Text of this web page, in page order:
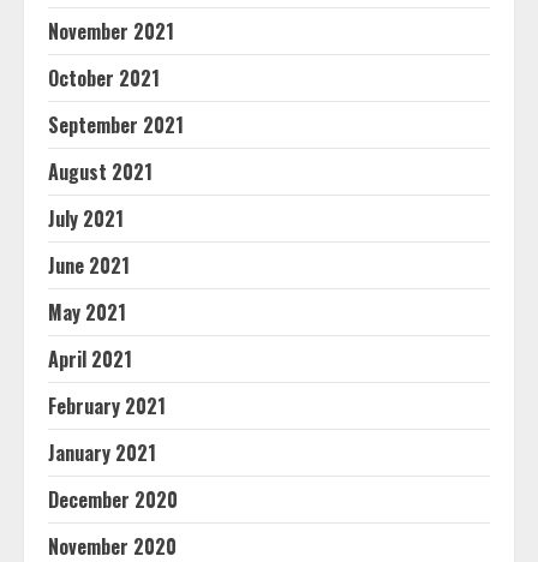
November 2021
October 2021
September 2021
August 2021
July 2021
June 2021
May 2021
April 2021
February 2021
January 2021
December 2020
November 2020